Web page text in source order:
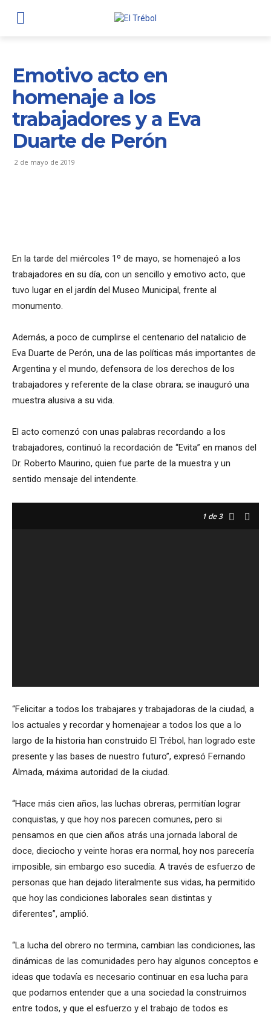
Emotivo acto en
homenaje a los
trabajadores y a Eva
Duarte de Perón
2 de mayo de 2019
En la tarde del miércoles 1º de mayo, se homenajeó a los
trabajadores en su día, con un sencillo y emotivo acto, que
tuvo lugar en el jardín del Museo Municipal, frente al
monumento.
Además, a poco de cumplirse el centenario del natalicio de
Eva Duarte de Perón, una de las políticas más importantes de
Argentina y el mundo, defensora de los derechos de los
trabajadores y referente de la clase obrara; se inauguró una
muestra alusiva a su vida.
El acto comenzó con unas palabras recordando a los
trabajadores, continuó la recordación de “Evita” en manos del
Dr. Roberto Maurino, quien fue parte de la muestra y un
sentido mensaje del intendente.
1 de 3
“Felicitar a todos los trabajares y trabajadoras de la ciudad, a
los actuales y recordar y homenajear a todos los que a lo
largo de la historia han construido El Trébol, han logrado este
presente y las bases de nuestro futuro”, expresó Fernando
Almada, máxima autoridad de la ciudad.
“Hace más cien años, las luchas obreras, permitían lograr
conquistas, y que hoy nos parecen comunes, pero si
pensamos en que cien años atrás una jornada laboral de
doce, dieciocho y veinte horas era normal, hoy nos parecería
imposible, sin embargo eso sucedía. A través de esfuerzo de
personas que han dejado literalmente sus vidas, ha permitido
que hoy las condiciones laborales sean distintas y
diferentes”, amplió.
“La lucha del obrero no termina, cambian las condiciones, las
dinámicas de las comunidades pero hay algunos conceptos e
ideas que todavía es necesario continuar en esa lucha para
que podamos entender que a una sociedad la construimos
entre todos, y que el esfuerzo y el trabajo de todos es